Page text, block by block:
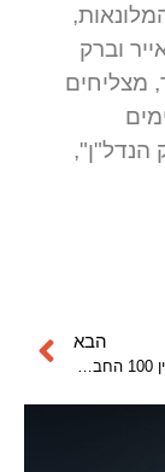
וברק
מצליחים
הנדל"ן",
הבא
ברק רוזן: ״להיות בין 100 החברות שהכי טוב לעבוד בהן – הטופ של הטופ״ | דה מרקר